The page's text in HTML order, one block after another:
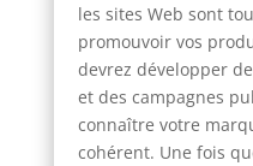
les sites Web sont
promouvoir vos
devrez développer
et des campagnes
connaître votre
cohérent. Une fois